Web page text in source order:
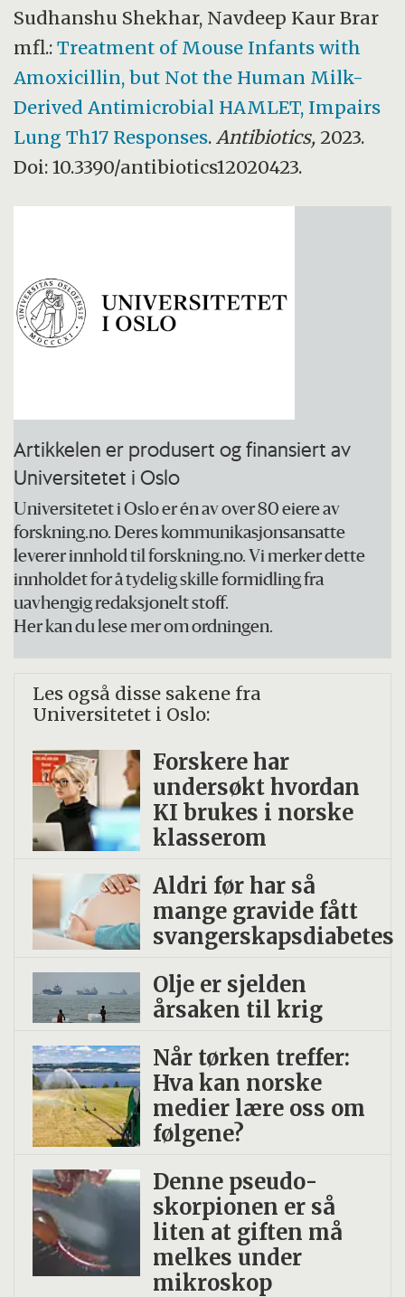
Sudhanshu Shekhar, Navdeep Kaur Brar
mfl.:Treatment of Mouse Infants with
Amoxicillin, but Not the Human Milk-
Derived Antimicrobial HAMLET, Impairs
Lung Th17 Responses. Antibiotics, 2023.
Doi: 10.3390/antibiotics12020423.
Artikkelen er produsert og finansiert av
Universitetet i Oslo
Universitetet i Oslo er én av over 80 eiere av
forskning.no. Deres kommunikasjonsansatte
leverer innhold til forskning.no. Vi merker dette
innholdet for å tydelig skille formidling fra
uavhengig redaksjonelt stoff.
Her kan du lese mer om ordningen.
Les også disse sakene fra
Universitetet i Oslo:
Forskere har
undersøkt hvordan
KI brukes i norske
klasserom
Aldri før har så
mange gravide fått
svangerskapsdiabetes
Olje er sjelden
årsaken til krig
Når tørken treffer:
Hva kan norske
medier lære oss om
følgene?
Denne pseudo­
skorpionen er så
liten at giften må
melkes under
mikroskop